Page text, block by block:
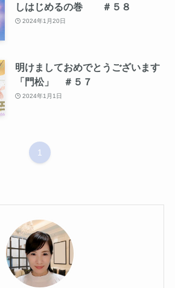
しはじめるの巻 ＃５８
2024年1月20日
明けましておめでとうございます
「門松」 ＃５７
2024年1月1日
1